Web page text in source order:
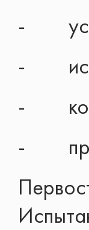
-
-
-
-